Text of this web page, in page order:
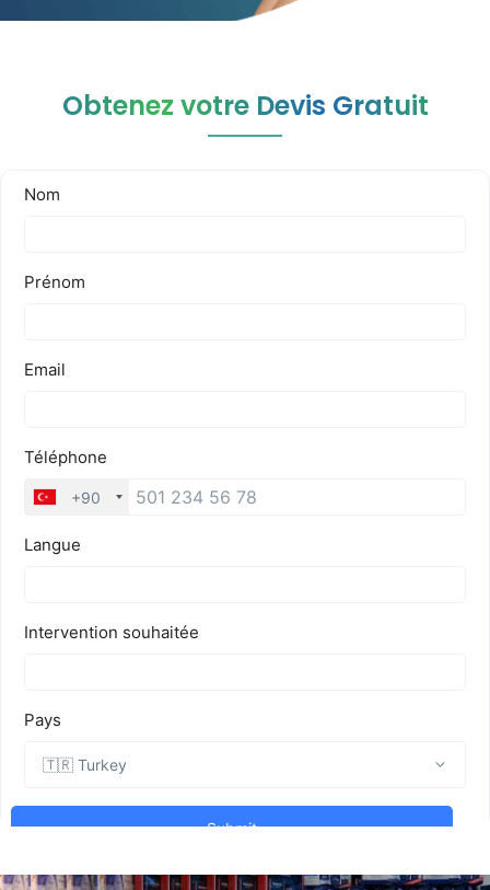
Obtenez votre Devis Gratuit